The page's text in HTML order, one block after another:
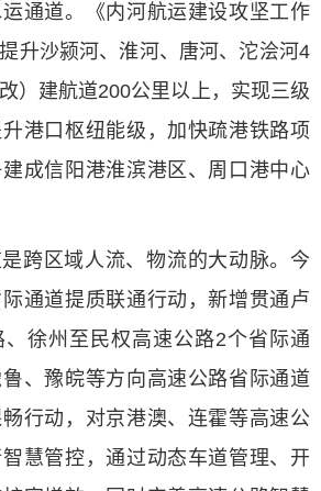
通道。《内河航运建设攻坚工作
升沙颍河、淮河、唐河、沱浍河4
）建航道200公里以上，实现三级
港口枢纽能级，加快疏港铁路项
成信阳港淮滨港区、周口港中心
跨区域人流、物流的大动脉。今
通道提质联通行动，新增贯通卢
徐州至民权高速公路2个省际通
、豫皖等方向高速公路省际通道
行动，对京港澳、连霍等高速公
慧管控，通过动态车道管理、开